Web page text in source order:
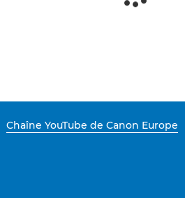
Chaîne YouTube de Canon Europe